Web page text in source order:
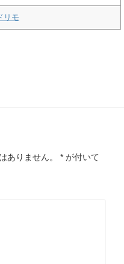
リモ
ありません。 * が付いて